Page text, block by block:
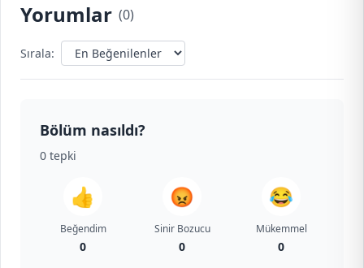
Yorumlar (0)
Sırala:
Bölüm nasıldı?
0 tepki
👍
Beğendim
0
😡
Sinir Bozucu
0
😂
Mükemmel
0